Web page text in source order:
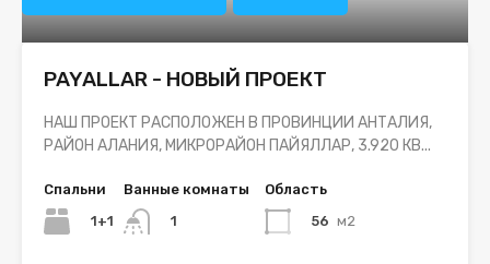
PAYALLAR - НОВЫЙ ПРОЕКТ
НАШ ПРОЕКТ РАСПОЛОЖЕН В ПРОВИНЦИИ АНТАЛИЯ,
РАЙОН АЛАНИЯ, МИКРОРАЙОН ПАЙЯЛЛАР, 3.920 КВ...
Спальни
1+1
Ванные комнаты
1
Область
56 м2